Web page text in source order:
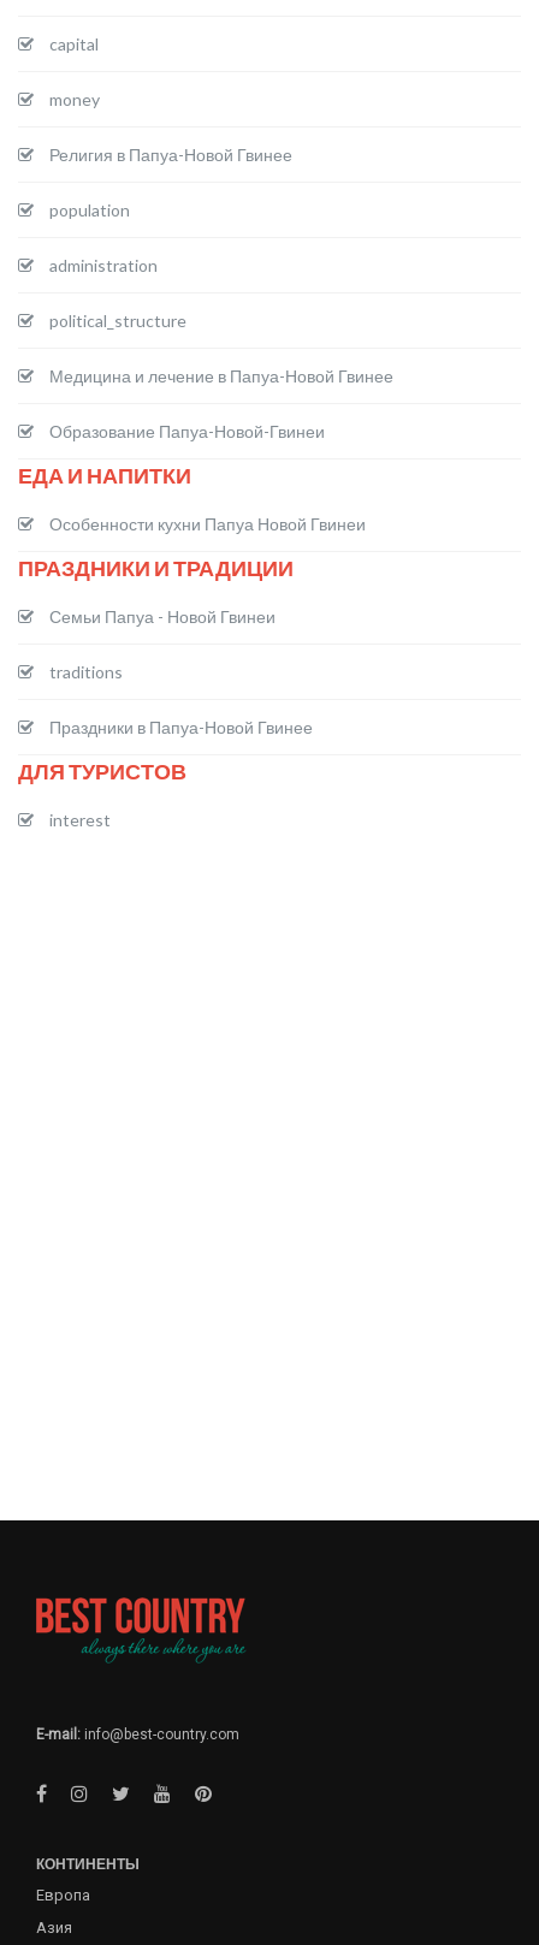
capital
money
Религия в Папуа-Новой Гвинее
population
administration
political_structure
Медицина и лечение в Папуа-Новой Гвинее
Образование Папуа-Новой-Гвинеи
ЕДА И НАПИТКИ
Особенности кухни Папуа Новой Гвинеи
ПРАЗДНИКИ И ТРАДИЦИИ
Семьи Папуа - Новой Гвинеи
traditions
Праздники в Папуа-Новой Гвинее
ДЛЯ ТУРИСТОВ
interest
E-mail: info@best-country.com
КОНТИНЕНТЫ
Европа
Азия